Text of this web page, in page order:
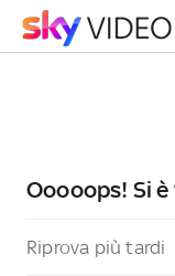
Ooooops! Si
Riprova più tardi